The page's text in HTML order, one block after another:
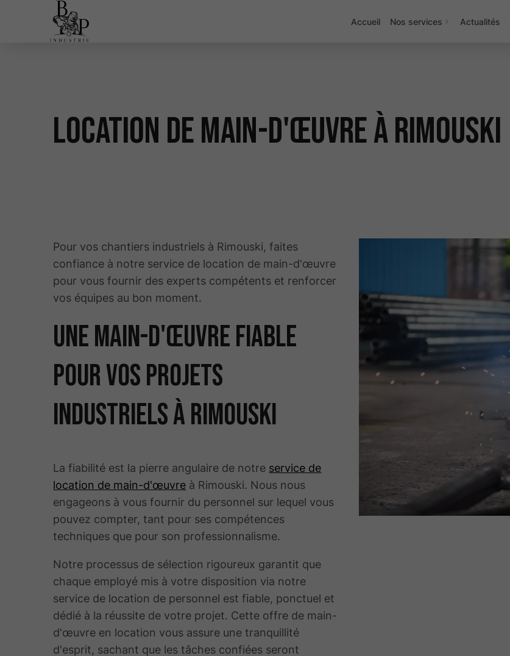
Accueil Nos services Actualités
Location de main-d'œuvre à Rimouski
Pour vos chantiers industriels à Rimouski, faites
confiance à notre service de location de main-d'œuvre
pour vous fournir des experts compétents et renforcer
vos équipes au bon moment.
Une main-d'œuvre fiable
pour vos projets
industriels à Rimouski
La fiabilité est la pierre angulaire de notre service de
location de main-d'œuvre à Rimouski. Nous nous
engageons à vous fournir du personnel sur lequel vous
pouvez compter, tant pour ses compétences
techniques que pour son professionnalisme.
Notre processus de sélection rigoureux garantit que
chaque employé mis à votre disposition via notre
service de location de personnel est fiable, ponctuel et
dédié à la réussite de votre projet. Cette offre de main-
d'œuvre en location vous assure une tranquillité
d'esprit, sachant que les tâches confiées seront